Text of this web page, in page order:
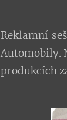
Reklamní
Automobily.
produkcích